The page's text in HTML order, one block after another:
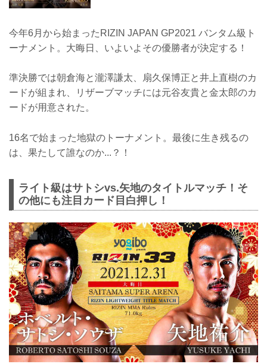
今年6月から始まったRIZIN JAPAN GP2021 バンタム級ト
ーナメント。大晦日、いよいよその優勝者が決定する！
準決勝では朝倉海と瀧澤謙太、扇久保博正と井上直樹のカ
ードが組まれ、リザーブマッチには元谷友貴と金太郎のカ
ードが用意された。
16名で始まった地獄のトーナメント。最後に生き残るの
は、果たして誰なのか...？！
ライト級はサトシvs.矢地のタイトルマッチ！そ
の他にも注目カード目白押し！